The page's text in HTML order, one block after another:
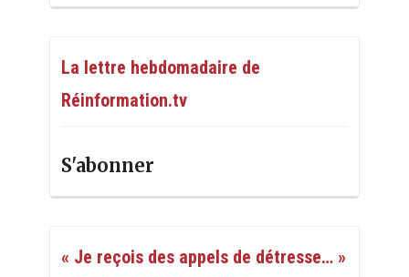
La lettre hebdomadaire de
Réinformation.tv
S'abonner
« Je reçois des appels de détresse… »